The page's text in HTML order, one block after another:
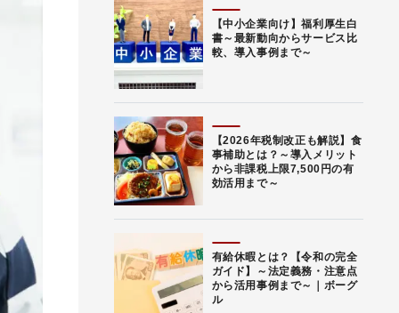
【中小企業向け】福利厚生白
書～最新動向からサービス比
較、導入事例まで～
【2026年税制改正も解説】食
事補助とは？～導入メリット
から非課税上限7,500円の有
効活用まで～
有給休暇とは？【令和の完全
ガイド】～法定義務・注意点
から活用事例まで～｜ボーグ
ル